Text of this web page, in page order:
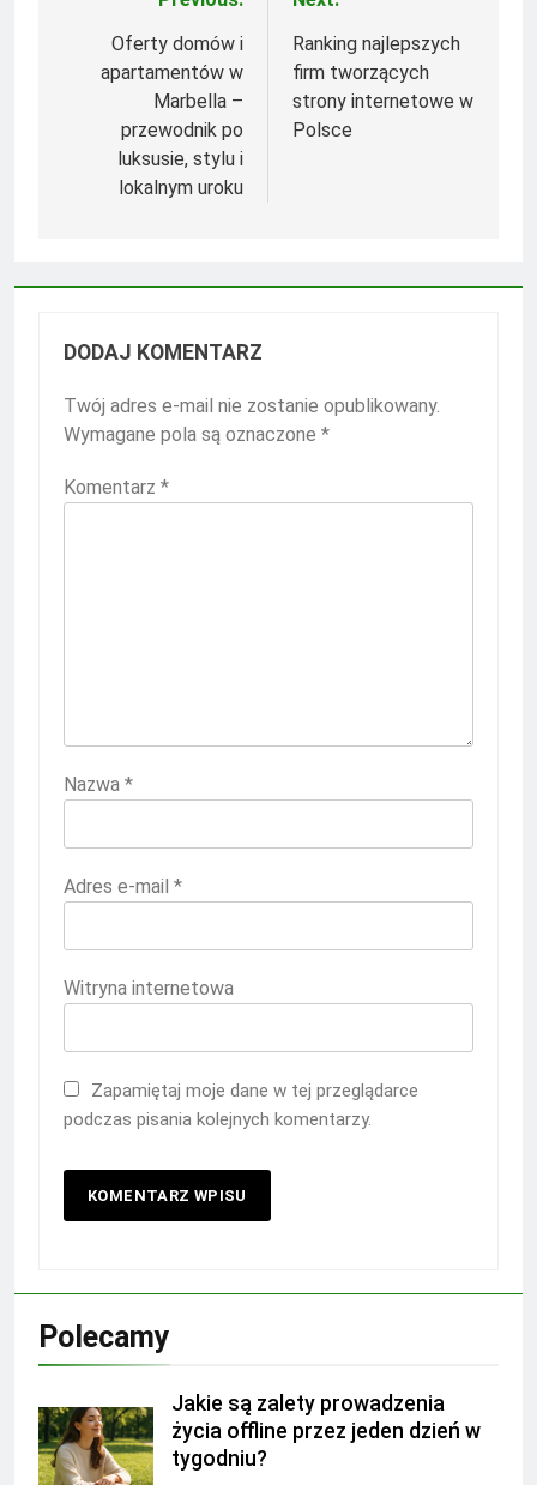
wpisuOferty domów i
apartamentów w
Marbella –
przewodnik po
luksusie, stylu i
lokalnym uroku
Ranking najlepszych
firm tworzących
strony internetowe w
Polsce
DODAJ KOMENTARZ
Twój adres e-mail nie zostanie opublikowany.
Wymagane pola są oznaczone *
Komentarz *
Nazwa *
Adres e-mail *
Witryna internetowa
Zapamiętaj moje dane w tej przeglądarce
podczas pisania kolejnych komentarzy.
Polecamy
Jakie są zalety prowadzenia
życia offline przez jeden dzień w
tygodniu?